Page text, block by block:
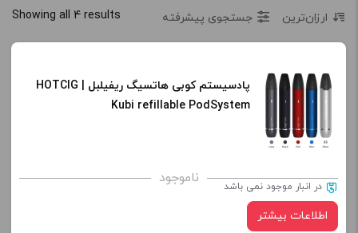
Showing all 4 results ارزان‌ترین جستجوی پیشرفته
پادسیستم کوبی هاتسیگ ریفیلبل | HOTCIG
Kubi refillable PodSystem
ناموجود در انبار موجود نمی باشد
اطلاعات بیشتر